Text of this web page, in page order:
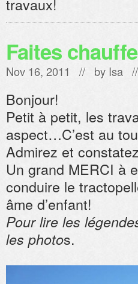
travaux!
Faites
Nov 16, 2011 // by Isa
Bonjour!
Petit à petit, les
aspect…C’est au
Admirez et
Un grand MERCI à
conduire le
âme d’enfant!
Pour lire les
les photos.